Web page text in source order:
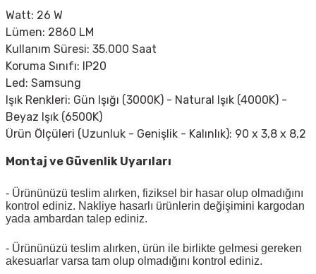
Watt: 26 W
Lümen: 2860 LM
Kullanım Süresi: 35.000 Saat
Koruma Sınıfı: IP20
Led: Samsung
Işık Renkleri: Gün Işığı (3000K) - Natural Işık (4000K) -
Beyaz Işık (6500K)
Ürün Ölçüleri (Uzunluk - Genişlik - Kalınlık): 90 x 3,8 x 8,2
Montaj ve Güvenlik Uyarıları
- Ürününüzü teslim alırken, fiziksel bir hasar olup olmadığını
kontrol ediniz. Nakliye hasarlı ürünlerin değişimini kargodan
yada ambardan talep ediniz.
- Ürününüzü teslim alırken, ürün ile birlikte gelmesi gereken
akesuarlar varsa tam olup olmadığını kontrol ediniz.